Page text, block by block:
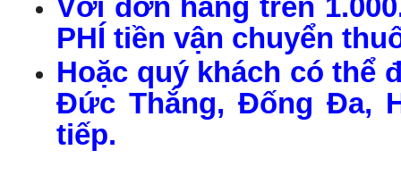
PHÍ tiền vận chuyển
Hoặc quý khách có thể
Đức Thắng, Đống Đa,
tiếp.